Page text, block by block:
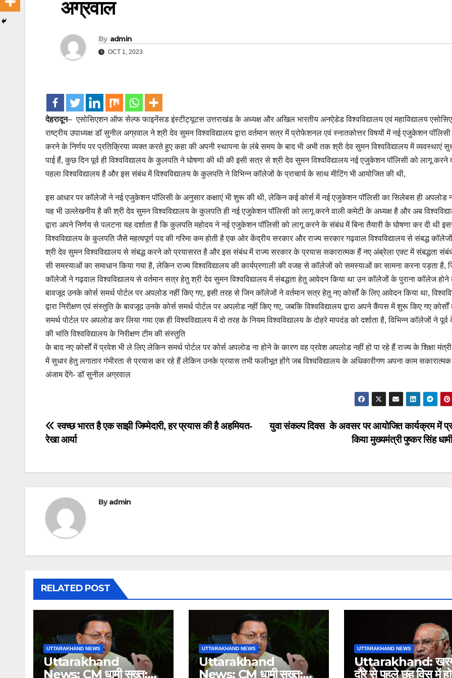
अग्रवाल
By admin
OCT 1, 2023
देहरादून– एसोसिएशन ऑफ सेल्फ फाइनेंसड इंस्टीट्यूटस उत्तराखंड के अध्यक्ष और अखिल भारतीय अनऐडेड विश्वविद्यालय एवं महाविद्यालय
राष्ट्रीय उपाध्यक्ष डॉ सुनील अग्रवाल ने श्री देव सुमन विश्वविद्यालय द्वारा वर्तमान सत्र में प्रोफेशनल एवं स्नातकोत्तर विषयों में नई एजुकेशन
करने के निर्णय पर प्रतिक्रिया व्यक्त करते हुए कहा की अपनी स्थापना के लंबे समय के बाद भी अभी तक श्री देव सुमन विश्वविद्यालय में व्यवस्थाएं
पाई हैं, कुछ दिन पूर्व ही विश्वविद्यालय के कुलपति ने घोषणा की थी की इसी सत्र से श्री देव सुमन विश्वविद्यालय नई एजुकेशन पॉलिसी को लागू करने
पहला विश्वविद्यालय है और इस संबंध में विश्वविद्यालय के कुलपति ने विभिन्न कॉलेजों के प्राचार्य के साथ मीटिंग भी आयोजित की थी,
इस आधार पर कॉलेजों ने नई एजुकेशन पॉलिसी के अनुसार कक्षाएं भी शुरू की थी, लेकिन कई कोर्स में नई एजुकेशन पॉलिसी का सिलेबस ही अपलोड
यह भी उल्लेखनीय है की श्री देव सुमन विश्वविद्यालय के कुलपति ही नई एजुकेशन पॉलिसी को लागू करने वाली कमेटी के अध्यक्ष है और अब
द्वारा अपने निर्णय से पलटना यह दर्शाता है कि कुलपति महोदय ने नई एजुकेशन पॉलिसी को लागू करने के संबंध में बिना तैयारी के घोषणा कर दी थी
विश्वविद्यालय के कुलपति जैसे महत्वपूर्ण पद की गरिमा कम होती है एक ओर केंद्रीय सरकार और राज्य सरकार गढ़वाल विश्वविद्यालय से संबद्ध
श्री देव सुमन विश्वविद्यालय से संबद्ध करने को प्रयासरत है और इस संबंध में राज्य सरकार के प्रयास सकारात्मक हैं नए अंब्रेला एक्ट में संबद्धता
सी समस्याओं का समाधान किया गया है, लेकिन राज्य विश्वविद्यालय की कार्यप्रणाली की वजह से कॉलेजों को समस्याओं का सामना करना पड़ता है,
कॉलेजों ने गढ़वाल विश्वविद्यालय से वर्तमान सत्र हेतु श्री देव सुमन विश्वविद्यालय में संबद्धता हेतु आवेदन किया था उन कॉलेजों के पुराना कॉलेज
बावजूद उनके कोर्स समर्थ पोर्टल पर अपलोड नहीं किए गए, इसी तरह से जिन कॉलेजों ने वर्तमान सत्र हेतु नए कोर्सों के लिए आवेदन किया था,
द्वारा निरीक्षण एवं संस्तुति के बावजूद उनके कोर्स समर्थ पोर्टल पर अपलोड नहीं किए गए, जबकि विश्वविद्यालय द्वारा अपने कैंपस में शुरू किए गए कोर्सों
समर्थ पोर्टल पर अपलोड कर लिया गया एक ही विश्वविद्यालय में दो तरह के नियम विश्वविद्यालय के दोहरे मापदंड को दर्शाता है, विभिन्न कॉलेजों ने पूर्व
की भांति विश्वविद्यालय के निरीक्षण टीम की संस्तुति
के बाद नए कोर्सों में प्रवेश भी ले लिए लेकिन समर्थ पोर्टल पर कोर्स अपलोड ना होने के कारण वह प्रवेश अपलोड नहीं हो पा रहे हैं राज्य के शिक्षा मंत्री
में सुधार हेतु लगातार गंभीरता से प्रयास कर रहे हैं लेकिन उनके प्रयास तभी फलीभूत होंगे जब विश्वविद्यालय के अधिकारीगण अपना काम
अंजाम देंगे- डॉ सुनील अग्रवाल
Post
navigation
युवा संकल्प दिवस के अवसर पर आयोजित कार्यक्रम में
किया मुख्यमंत्री पुष्कर सिंह
स्वच्छ भारत है एक साझी जिम्मेदारी, हर प्रयास की है अहमियत-
रेखा आर्या
Byadmin
RELATED POST
UTTARAKHAND NEWS
Uttarakhand
News: CM धामी सख्त:
UTTARAKHAND NEWS
Uttarakhand
News: CM धामी सख्त:
UTTARAKHAND NEWS
Uttarakhand:
दौरे से पहले छह विस में